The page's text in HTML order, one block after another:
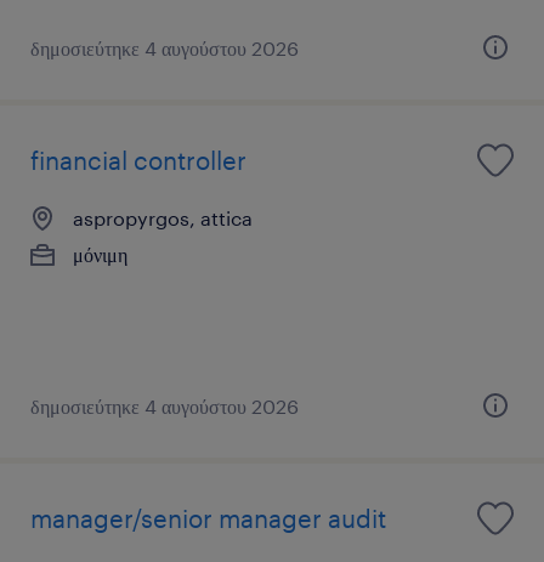
δημοσιεύτηκε 4 αυγούστου 2026
financial controller
aspropyrgos, attica
μόνιμη
δημοσιεύτηκε 4 αυγούστου 2026
manager/senior manager audit